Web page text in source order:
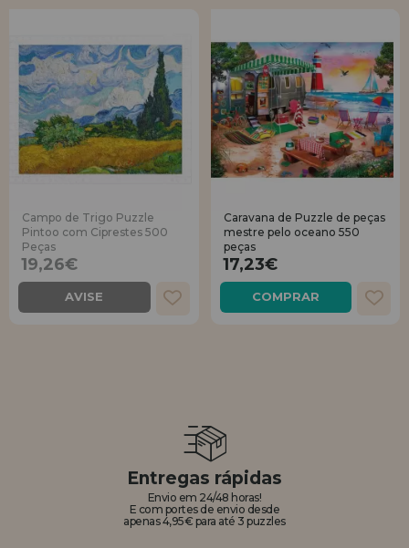
Campo de Trigo Puzzle
Pintoo com Ciprestes 500
Peças
19,26€
AVISE
Caravana de Puzzle de peças
mestre pelo oceano 550
peças
17,23€
COMPRAR
Entregas rápidas
Envio em 24/48 horas!
E com portes de envio desde
apenas 4,95€ para até 3 puzzles